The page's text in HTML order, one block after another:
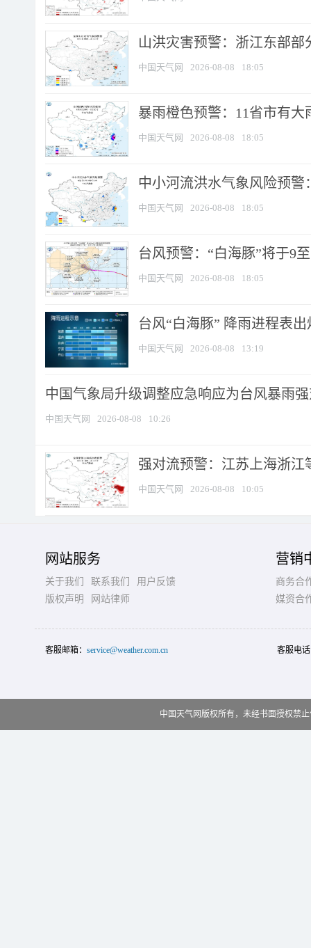
山洪灾害预警：浙江东部
中国天气网 2026-08-08 18:05
暴雨橙色预警：11省市有
中国天气网 2026-08-08 18:05
中小河流洪水气象风险预
中国天气网 2026-08-08 18:05
台风预警：“白海豚”将于9
中国天气网 2026-08-08 18:05
台风“白海豚” 降雨进程表
中国天气网 2026-08-08 13:19
中国气象局升级调整应急响应为台风暴雨
中国天气网 2026-08-08 10:26
强对流预警：江苏上海浙江
中国天气网 2026-08-08 10:05
网站服务
关于我们 联系我们
用户反馈
版权声明
网站律师
营销
商务合
媒资合
客服邮箱： service@weather.com.cn 客服电
中国天气网版权所有，未经书面授权